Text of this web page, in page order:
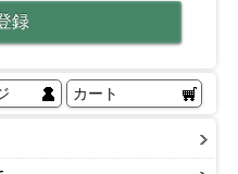
カート